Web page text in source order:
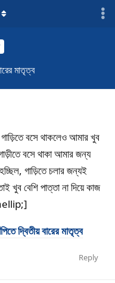
মাতৃত্ব
বসে থাকলেও আমার খুব
বসে থাকা আমার জন্য
গাড়িতে চলার জন্যই
খুব বেশি পাত্তা না দিয়ে কাজ
দ্বিতীয় বারের মাতৃত্ব
Reply